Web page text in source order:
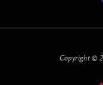
Copyright ©